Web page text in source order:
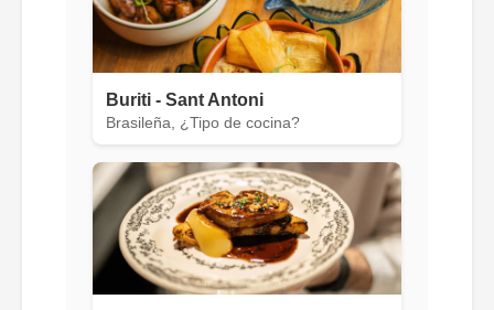
Buriti - Sant Antoni
Brasileña, ¿Tipo de cocina?